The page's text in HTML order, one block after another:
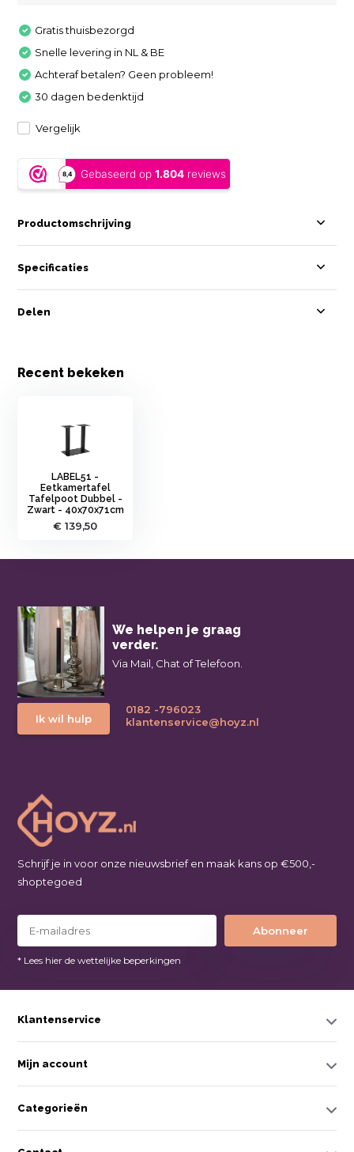
Gratis thuisbezorgd
Snelle levering in NL & BE
Achteraf betalen? Geen probleem!
30 dagen bedenktijd
Vergelijk
Productomschrijving
Specificaties
Delen
Recent bekeken
LABEL51 -
Eetkamertafel
Tafelpoot Dubbel -
Zwart - 40x70x71cm
€ 139,50
We helpen je graag
verder.
Via Mail, Chat of Telefoon.
Ik wil hulp
0182 -796023
klantenservice@hoyz.nl
Schrijf je in voor onze nieuwsbrief en maak kans op €500,-
shoptegoed
Abonneer
* Lees hier de wettelijke beperkingen
Klantenservice
Mijn account
Categorieën